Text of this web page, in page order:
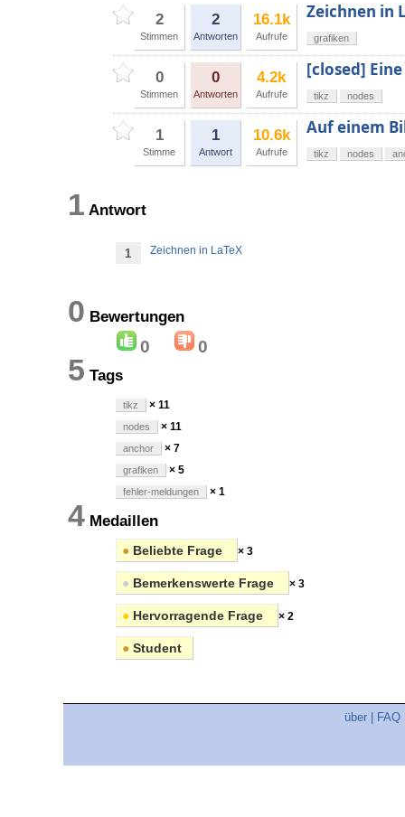
2
Stimmen
2
Antworten
16.1k
Aufrufe
Zeichnen in
grafiken
0
Stimmen
0
Antworten
4.2k
Aufrufe
[closed]
tikz nodes
1
Stimme
1
Antwort
10.6k
Aufrufe
Auf einem
tikz nodes
1 Antwort
1 Zeichnen in LaTeX
0 Bewertungen
0 0
5 Tags
tikz × 11
nodes × 11
anchor × 7
grafiken × 5
fehler-meldungen × 1
4 Medaillen
● Beliebte Frage × 3
● Bemerkenswerte Frage × 3
● Hervorragende Frage × 2
● Student
über FAQ